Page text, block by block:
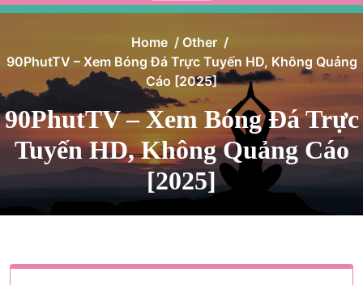
Home / Other /
90PhutTV – Xem Bóng Đá Trực Tuyến HD, Không Quảng
Cáo [2025]
90PhutTV – Xem Bóng Đá Trực
Tuyến HD, Không Quảng Cáo
[2025]